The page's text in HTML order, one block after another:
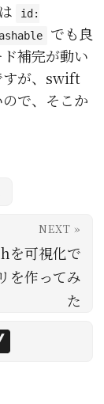
id:
でも良
補完が動い
すが、swift
で、そこか
NEXT »
を可視化で
を作ってみ
た